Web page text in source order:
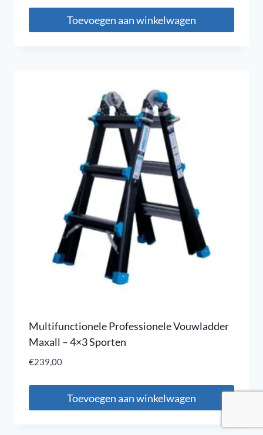
Toevoegen aan winkelwagen
Multifunctionele Professionele Vouwladder
Maxall – 4×3 Sporten
€239,00
Toevoegen aan winkelwagen